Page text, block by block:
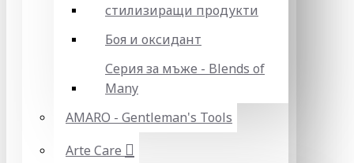
стилизиращи продукти
Боя и оксидант
Серия за мъже - Blends of
Many
AMARO - Gentleman's Tools
Arte Care